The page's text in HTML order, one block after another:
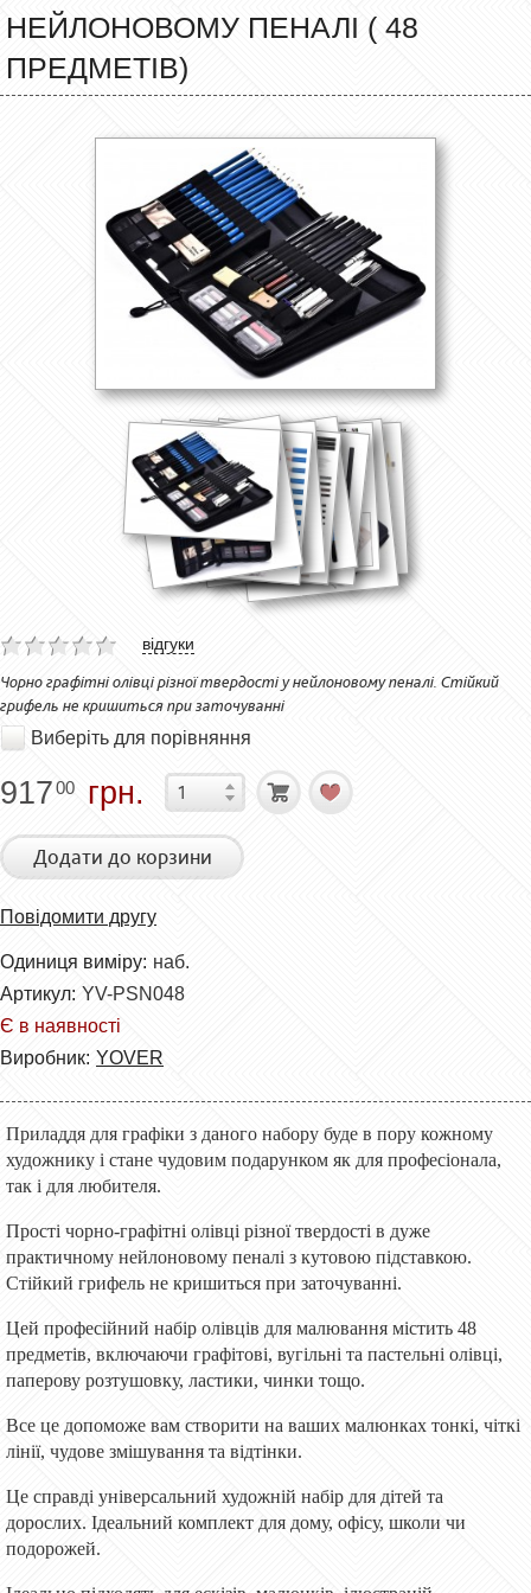
НЕЙЛОНОВОМУ ПЕНАЛІ ( 48
ПРЕДМЕТІВ)
відгуки
Чорно графітні олівці різної твердості у нейлоновому пеналі. Стійкий
грифель не кришиться при заточуванні
Виберіть для порівняння
91700 грн.
Додати до корзини
Повідомити другу
Одиниця виміру: наб.
Артикул: YV-PSN048
Є в наявності
Виробник: YOVER
Приладдя для графіки з даного набору буде в пору кожному
художнику і стане чудовим подарунком як для професіонала,
так і для любителя.
Прості чорно-графітні олівці різної твердості в дуже
практичному нейлоновому пеналі з кутовою підставкою.
Стійкий грифель не кришиться при заточуванні.
Цей професійний набір олівців для малювання містить 48
предметів, включаючи графітові, вугільні та пастельні олівці,
паперову розтушовку, ластики, чинки тощо.
Все це допоможе вам створити на ваших малюнках тонкі, чіткі
лінії, чудове змішування та відтінки.
Це справді універсальний художній набір для дітей та
дорослих. Ідеальний комплект для дому, офісу, школи чи
подорожей.